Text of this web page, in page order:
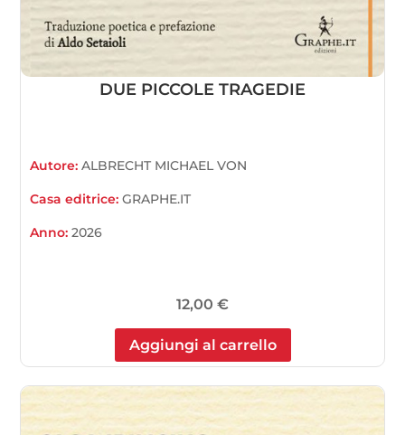
DUE PICCOLE TRAGEDIE
Autore:ALBRECHT MICHAEL VON
Casa editrice:GRAPHE.IT
Anno:2026
12,00 €
Aggiungi al carrello